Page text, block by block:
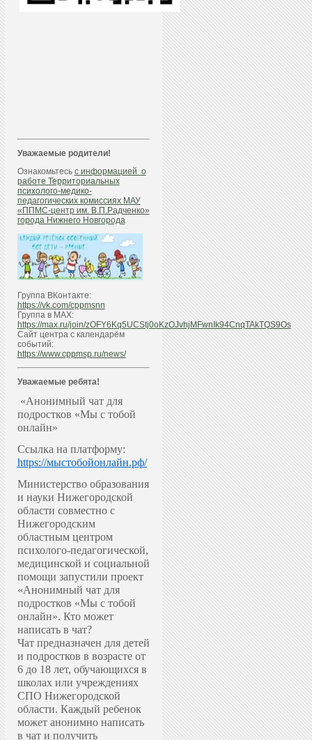
Уважаемые родители!
Ознакомьтесь с информацией о
работе Территориальных
психолого-медико-
педагогических комиссиях МАУ
«ППМС-центр им. В.П.Радченко»
города Нижнего Новгорода
Группа ВКонтакте:
https://vk.com/cppmsnn
Группа в МАХ:
https://max.ru/join/zOFY6Kq5UCStj0oKzOJvhjMFwnIk94CnqTAkTQS9Os
Сайт центра с календарём
событий:
https://www.cppmsp.ru/news/
Уважаемые ребята!
«Анонимный чат для
подростков «Мы с тобой
онлайн»
Ссылка на платформу:
https://мыстобойонлайн.рф/
Министерство образования
и науки Нижегородской
области совместно с
Нижегородским
областным центром
психолого-педагогической,
медицинской и социальной
помощи запустили проект
«Анонимный чат для
подростков «Мы с тобой
онлайн». Кто может
написать в чат?
Чат предназначен для детей
и подростков в возрасте от
6 до 18 лет, обучающихся в
школах или учреждениях
СПО Нижегородской
области. Каждый ребенок
может анонимно написать
в чат и получить